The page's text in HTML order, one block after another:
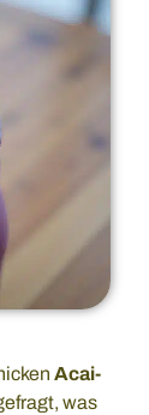
Acai-
was